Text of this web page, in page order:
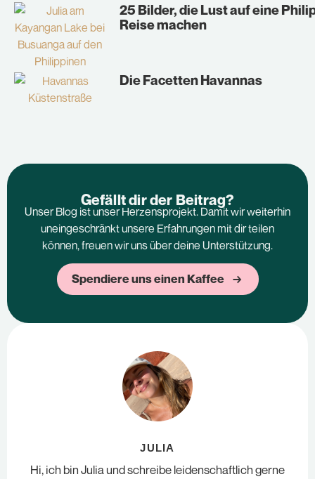
25 Bilder, die Lust auf eine
Reise machen
Die Facetten Havannas
Gefällt dir der Beitrag?
Unser Blog ist unser Herzensprojekt. Damit wir weiterhin
uneingeschränkt unsere Erfahrungen mit dir teilen
können, freuen wir uns über deine Unterstützung.
Spendiere uns einen Kaffee →
JULIA
Hi, ich bin Julia und schreibe leidenschaftlich gerne